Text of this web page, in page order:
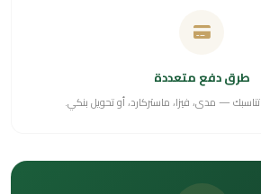
طرق دفع متعددة
— مدى، فيزا، ماستركارد، أو تحويل بنكي.